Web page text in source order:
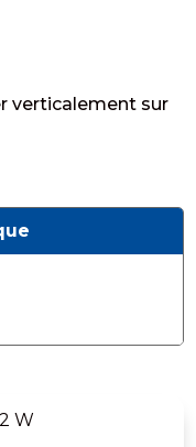
verticalement sur
W